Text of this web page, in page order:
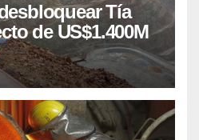
Tía
de US$1.400M
años